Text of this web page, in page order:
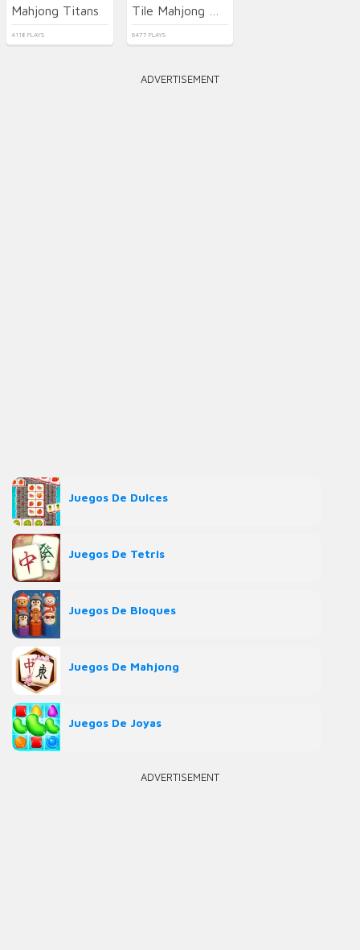
Mahjong Titans
4118 PLAYS 6477 PLAYS
ADVERTISEMENT
Juegos De Dulces
Juegos De Tetris
Juegos De Bloques
Juegos De Mahjong
Juegos De Joyas
ADVERTISEMENT